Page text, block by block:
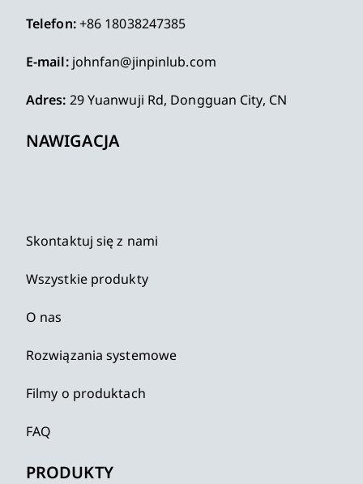
Telefon:+86 18038247385
E-mail: johnfan@jinpinlub.com
Adres: 29 Yuanwuji Rd, Dongguan City, CN
NAWIGACJA
Skontaktuj się z nami
Wszystkie produkty
O nas
Rozwiązania systemowe
Filmy o produktach
FAQ
PRODUKTY